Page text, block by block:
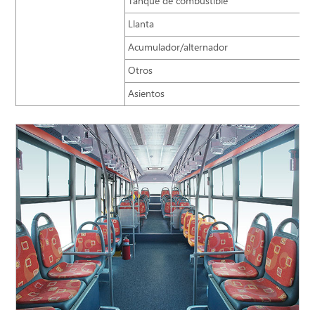
Llanta
Acumulador/alternador
Otros
Asientos